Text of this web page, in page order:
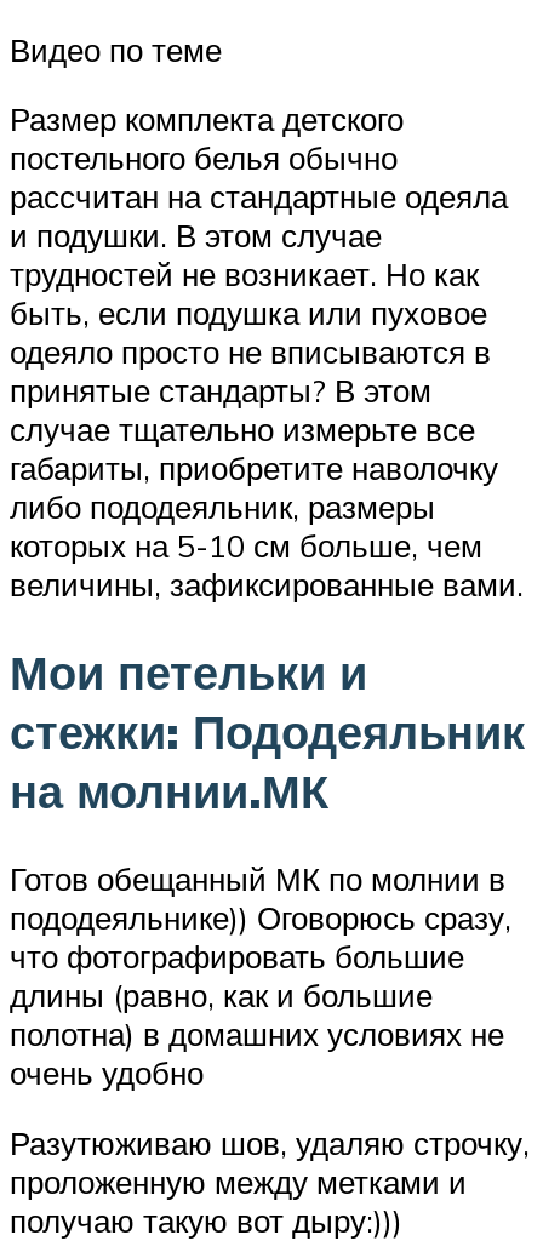
Видео по теме
Размер комплекта детского
постельного белья обычно
рассчитан на стандартные одеяла
и подушки. В этом случае
трудностей не возникает. Но как
быть, если подушка или пуховое
одеяло просто не вписываются в
принятые стандарты? В этом
случае тщательно измерьте все
габариты, приобретите наволочку
либо пододеяльник, размеры
которых на 5-10 см больше, чем
величины, зафиксированные вами.
Мои петельки и
стежки: Пододеяльник
на молнии.МК
Готов обещанный МК по молнии в
пододеяльнике)) Оговорюсь сразу,
что фотографировать большие
длины (равно, как и большие
полотна) в домашних условиях не
очень удобно
Разутюживаю шов, удаляю строчку,
проложенную между метками и
получаю такую вот дыру:)))